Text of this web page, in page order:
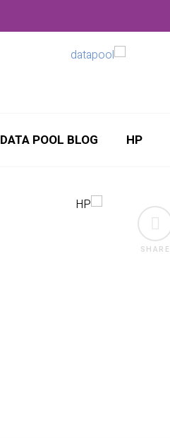
HP
DATA POOL BLOG
SHARE